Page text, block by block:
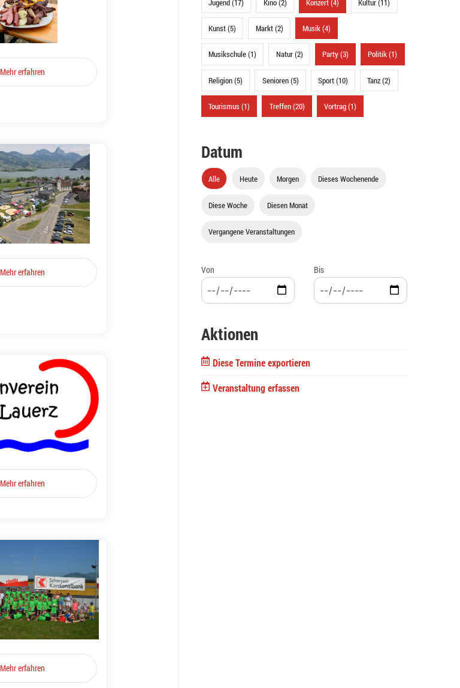
Mehr erfahren
Mehr erfahren
Mehr erfahren
Mehr erfahren
Jugend (17) Kino (2) Konzert (4) Kultur (11)
Kunst (5) Markt (2) Musik (4)
Musikschule (1) Natur (2) Party (3) Politik (1)
Religion (5) Senioren (5) Sport (10) Tanz (2)
Tourismus (1) Treffen (20) Vortrag (1)
Datum
Alle Heute Morgen Dieses Wochenende
Diese Woche Diesen Monat
Vergangene Veranstaltungen
Von Bis
Aktionen
Diese Termine exportieren
Veranstaltung erfassen